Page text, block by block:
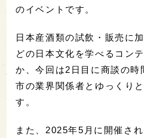
のイベントです。
日本産酒類の試飲・販売に
どの日本文化を学べるコン
か、今回は2日目に商談の時
市の業界関係者とゆっくり
す。
また、2025年5月に開催さ